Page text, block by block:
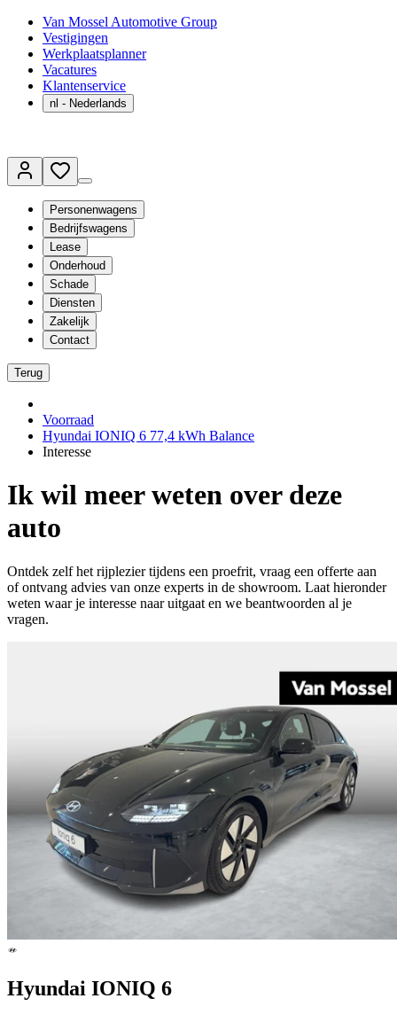
Van Mossel Automotive Group
Vestigingen
Werkplaatsplanner
Vacatures
Klantenservice
nl - Nederlands
Personenwagens
Bedrijfswagens
Lease
Onderhoud
Schade
Diensten
Zakelijk
Contact
Terug
Voorraad
Hyundai IONIQ 6 77,4 kWh Balance
Interesse
Ik wil meer weten over deze
auto
Ontdek zelf het rijplezier tijdens een proefrit, vraag een offerte aan
of ontvang advies van onze experts in de showroom. Laat hieronder
weten waar je interesse naar uitgaat en we beantwoorden al je
vragen.
Hyundai IONIQ 6